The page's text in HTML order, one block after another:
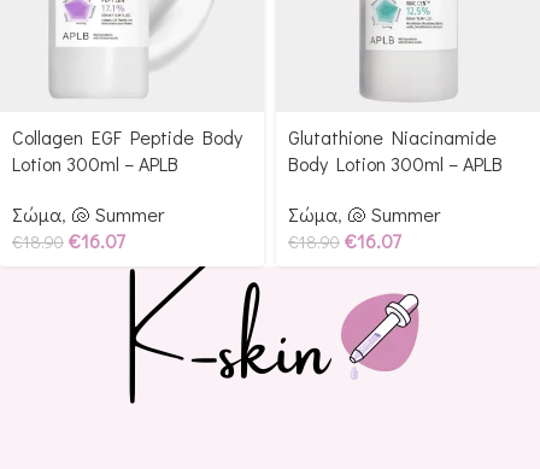
Collagen EGF Peptide Body
Lotion 300ml – APLB
Σώμα, 🐚 Summer
€18.90 €16.07
Glutathione Niacinamide
Body Lotion 300ml – APLB
Σώμα, 🐚 Summer
€18.90 €16.07